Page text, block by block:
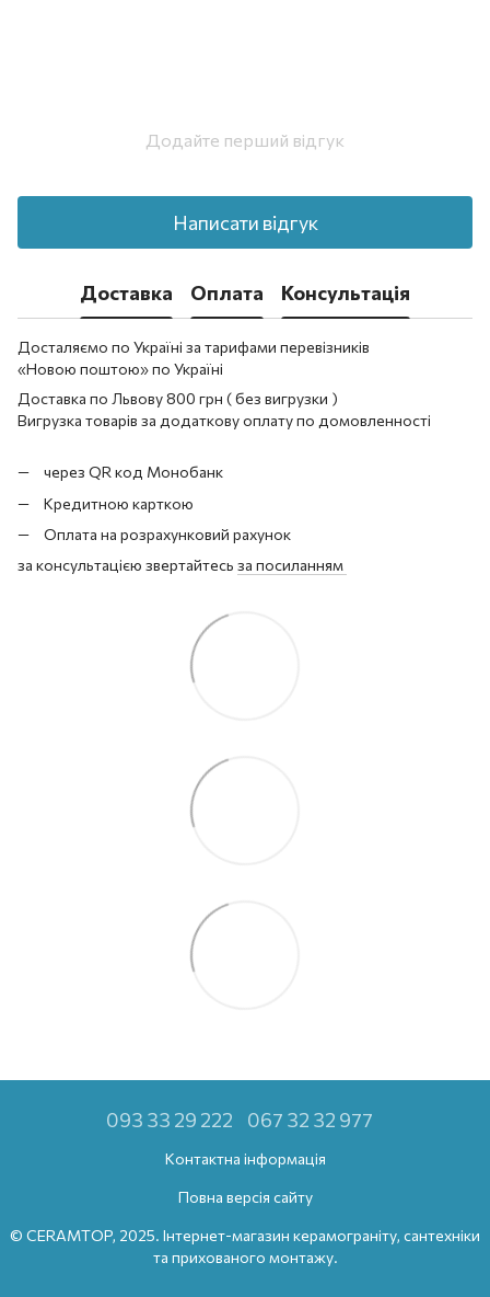
Додайте перший відгук
Написати відгук
Доставка Оплата Консультація
Досталяємо по Україні за тарифами перевізників
«Новою поштою» по Україні
Доставка по Львову 800 грн ( без вигрузки )
Вигрузка товарів за додаткову оплату по домовленності
через QR код Монобанк
Кредитною карткою
Оплата на розрахунковий рахунок
за консультацією звертайтесь за посиланням
093 33 29 222 067 32 32 977
Контактна інформація
Повна версія сайту
© CERAMTOP, 2025. Інтернет-магазин керамограніту, сантехніки
та прихованого монтажу.